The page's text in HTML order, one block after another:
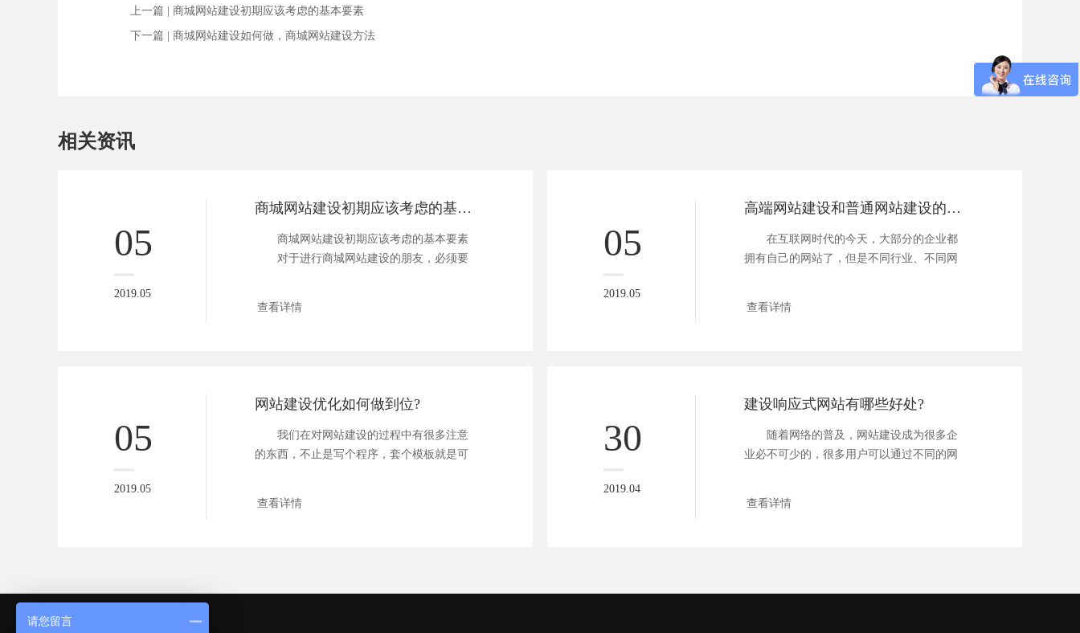
上一篇 | 商城网站建设初期应该考虑的基本要素
下一篇 | 商城网站建设如何做，商城网站建设方法
相关资讯
05
2019.05
商城网站建设初期应该考虑的基本要素
商城网站建设初期应该考虑的基本要素
对于进行商城网站建设的朋友，必须要
查看详情
05
2019.05
高端网站建设和普通网站建设的区别有哪些
在互联网时代的今天，大部分的企业都
拥有自己的网站了，但是不同行业、不同网
查看详情
05
2019.05
网站建设优化如何做到位?
我们在对网站建设的过程中有很多注意
的东西，不止是写个程序，套个模板就是可
查看详情
30
2019.04
建设响应式网站有哪些好处?
随着网络的普及，网站建设成为很多企
业必不可少的，很多用户可以通过不同的网
查看详情
请您留言